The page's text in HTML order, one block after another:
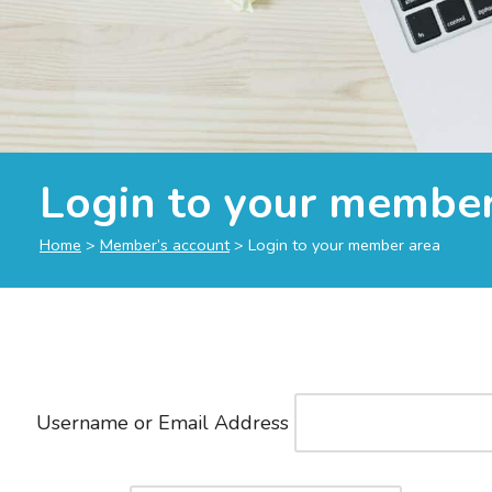
Login to your
Home > Member’s account> Login to your member area
Username or Email Address